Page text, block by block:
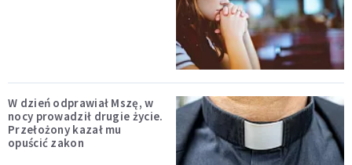
W dzień odprawiał Mszę, w
nocy prowadził drugie życie.
Przełożony kazał mu
opuścić zakon